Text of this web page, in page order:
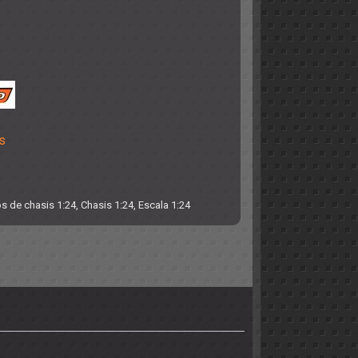
de chasis 1:24,Chasis 1:24,Escala 1:24